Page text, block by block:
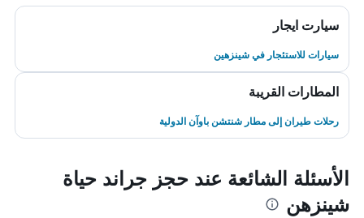
سيارت ايجار
سيارات للاستئجار في شينزهين
المطارات القريبة
رحلات طيران إلى مطار شنتشن باوآن الدولية
الأسئلة الشائعة عند حجز جراند حياة
شينزهن